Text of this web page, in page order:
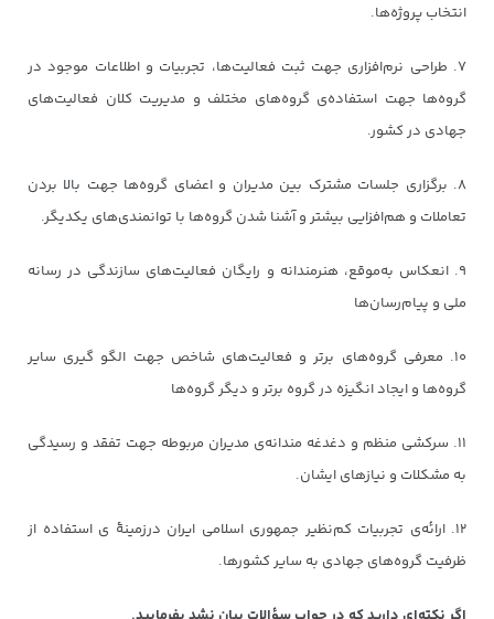
انتخاب پروژه‌ها.
۷. طراحی نرم‌افزاری جهت ثبت فعالیت‌ها، تجربیات و اطلاعات موجود در
گروه‌ها جهت استفاده‌ی گروه‌های مختلف و مدیریت کلان فعالیت‌های
جهادی در کشور.
۸. برگزاری جلسات مشترک بین مدیران و اعضای گروه‌ها جهت بالا بردن
تعاملات و هم‌افزایی بیشتر و آشنا شدن گروه‌ها با توانمندی‌های یکدیگر.
۹. انعکاس به‌موقع، هنرمندانه و رایگان فعالیت‌های سازندگی در رسانه
ملی و پیام‌رسان‌ها
۱۰. معرفی گروه‌های برتر و فعالیت‌های شاخص جهت الگو گیری سایر
گروه‌ها و ایجاد انگیزه در گروه برتر و دیگر گروه‌ها
۱۱. سرکشی منظم و دغدغه مندانه‌ی مدیران مربوطه جهت تفقد و رسیدگی
به مشکلات و نیازهای ایشان.
۱۲. ارائه‌ی تجربیات کم‌نظیر جمهوری اسلامی ایران درزمینهٔ ی استفاده از
ظرفیت گروه‌های جهادی به سایر کشورها.